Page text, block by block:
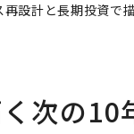
再設計と長期投資で
次の10